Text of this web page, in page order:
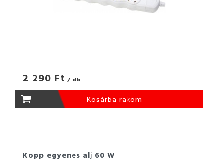
2 290 Ft / db
Kosárba rakom
Kopp egyenes alj 60 W